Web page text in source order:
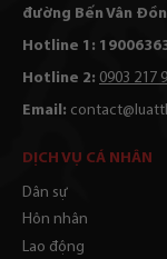
đường Bến Vân
Hotline 1:
Hotline 2: 0903 217
Email:
DỊCH VỤ CÁ NHÂN
Dân sự
Hôn nhân
Lao động